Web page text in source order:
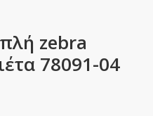
zebra
78091-04